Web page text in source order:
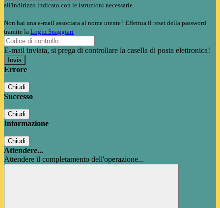
all'indirizzo indicato con le istruzioni necessarie.
Non hai una e-mail associata al nome utente? Effettua il reset della password
tramite la Login Spaggiari
E-mail inviata, si prega di controllare la casella di posta elettronica!
Errore
Chiudi
Successo
Chiudi
Informazione
Chiudi
Attendere...
Attendere il completamento dell'operazione...